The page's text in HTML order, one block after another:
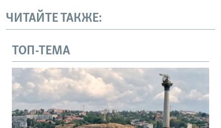
ЧИТАЙТЕ ТАКЖЕ:
ТОП-ТЕМА